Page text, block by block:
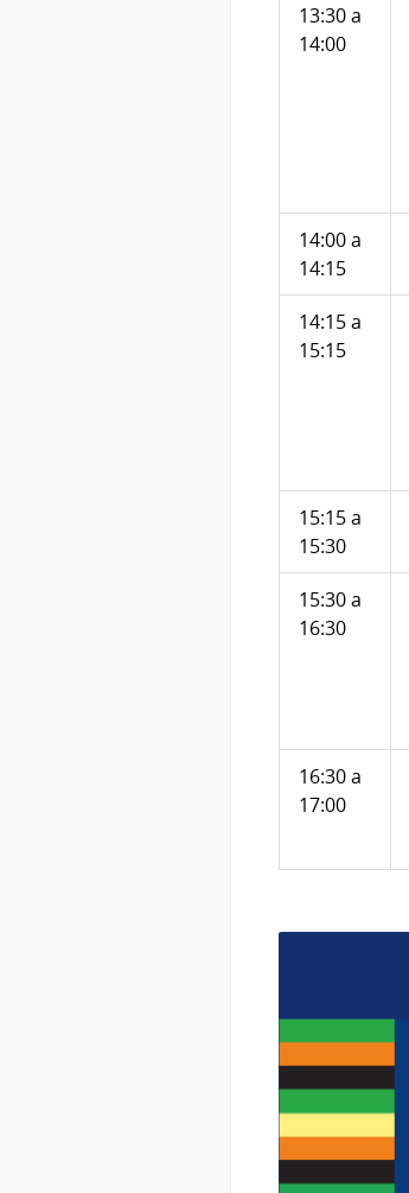
13:30 a
14:00
14:00 a
14:15
14:15 a
15:15
15:15 a
15:30
15:30 a
16:30
16:30 a
17:00